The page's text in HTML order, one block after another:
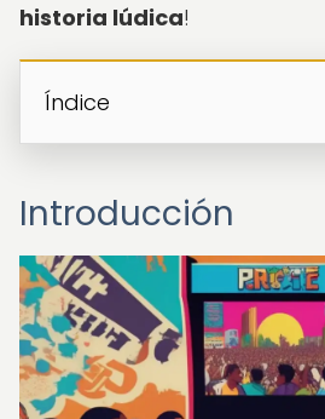
historia lúdica!
Índice
Introducción